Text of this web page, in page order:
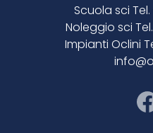
Scuola sci
Noleggio sci
Impianti Oclini